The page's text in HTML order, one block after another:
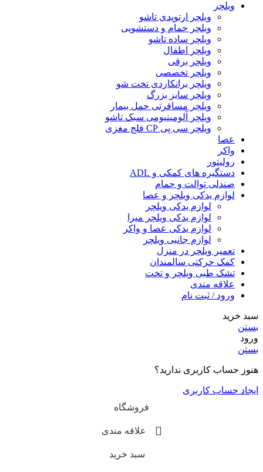
ویلچر
ویلچر ارتوپدی تاشو
ویلچر حمام و دستشویی
ویلچر ساده تاشو
ویلچر اطفال
ویلچر برقی
ویلچر تخصصی
ویلچر برانکاردی تخت شو
ویلچر سایز بزرگ
ویلچر مسافرتی حمل بیمار
ویلچر آلومینیومی سبک تاشو
ویلچر سی پی CP فلج مغزی
عصا
واکر
رولیتور
دستگیره های کمکی و ADL
صندلی توالت و حمام
لوازم یدکی ویلچر و عصا
لوازم یدکی ویلچر
لوازم یدکی ویلچر میرا
لوازم یدکی عصا و واکر
لوازم جانبی ویلچر
تعمیر ویلچر در منزل
کمک حرکتی سالمندان
تشک طبی ویلچر و تخت
علاقه مندی
ورود / ثبت نام
سبد خرید
بستن
ورود
بستن
هنوز حساب کاربری ندارید؟
ایجاد حساب کاربری
فروشگاه
علاقه مندی
سبد خرید